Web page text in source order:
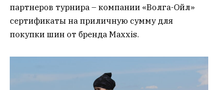
партнеров турнира – компании «Волга-Ойл»
сертификаты на приличную сумму для
покупки шин от бренда Maxxis.